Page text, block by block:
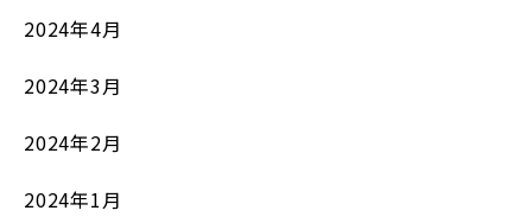
2024年4月
2024年3月
2024年2月
2024年1月